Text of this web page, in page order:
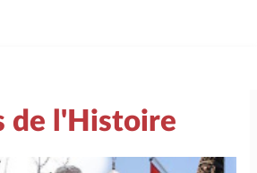
de l'Histoire